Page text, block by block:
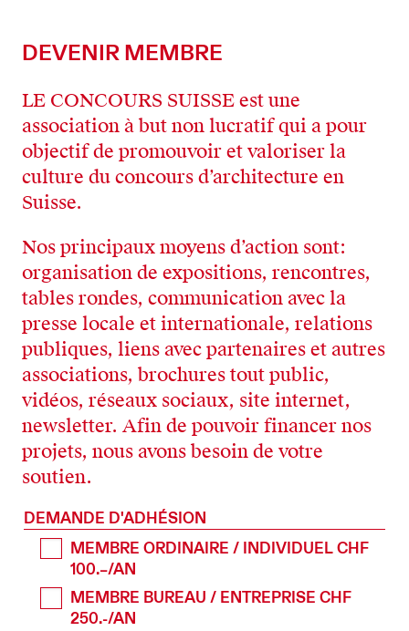
DEVENIR MEMBRE
LE CONCOURS SUISSE est une
association à but non lucratif qui a pour
objectif de promouvoir et valoriser la
culture du concours d’architecture en
Suisse.
Nos principaux moyens d’action sont:
organisation de expositions, rencontres,
tables rondes, communication avec la
presse locale et internationale, relations
publiques, liens avec partenaires et autres
associations, brochures tout public,
vidéos, réseaux sociaux, site internet,
newsletter. Afin de pouvoir financer nos
projets, nous avons besoin de votre
soutien.
DEMANDE D'ADHÉSION
MEMBRE ORDINAIRE / INDIVIDUEL CHF
100.–/AN
MEMBRE BUREAU / ENTREPRISE CHF
250.-/AN